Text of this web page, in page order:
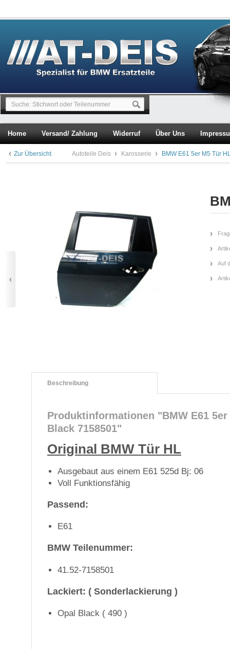
Home Versand/ Zahlung Widerruf Über Uns
Zur Übersicht Autoteile Deis Karosserie BMW E61 5er M5 Tür
Auf
Beschreibung
Produktinformationen "BMW E61
Black 7158501"
Original BMW Tür HL
Ausgebaut aus einem E61 525d Bj: 06
Voll Funktionsfähig
Passend:
E61
BMW Teilenummer:
41.52-7158501
Lackiert: ( Sonderlackierung )
Opal Black ( 490 )